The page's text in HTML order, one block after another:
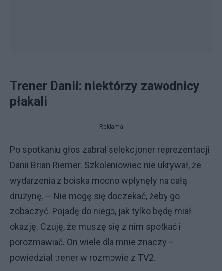
Trener Danii: niektórzy zawodnicy
płakali
Reklama
Po spotkaniu głos zabrał selekcjoner reprezentacji
Danii Brian Riemer. Szkoleniowiec nie ukrywał, że
wydarzenia z boiska mocno wpłynęły na całą
drużynę. – Nie mogę się doczekać, żeby go
zobaczyć. Pojadę do niego, jak tylko będę miał
okazję. Czuję, że muszę się z nim spotkać i
porozmawiać. On wiele dla mnie znaczy –
powiedział trener w rozmowie z TV2.